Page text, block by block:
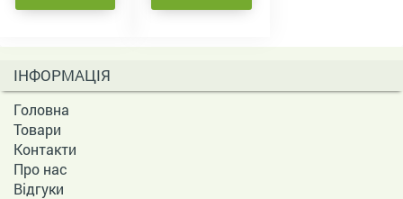
ІНФОРМАЦІЯ
Головна
Товари
Контакти
Про нас
Відгуки